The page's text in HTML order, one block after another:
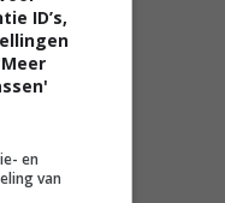
ID’s,
en
van